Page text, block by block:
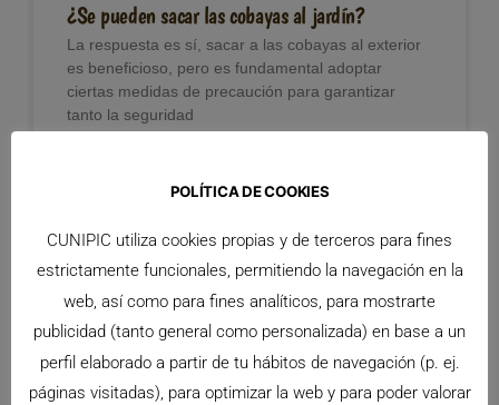
¿Se pueden sacar las cobayas al jardín?
La respuesta es sí, sacar a las cobayas al exterior
es beneficioso, pero es fundamental adoptar
ciertas medidas de precaución para garantizar
tanto la seguridad
POLÍTICA DE COOKIES
CUNIPIC utiliza cookies propias y de terceros para fines
estrictamente funcionales, permitiendo la navegación en la
web, así como para fines analíticos, para mostrarte
publicidad (tanto general como personalizada) en base a un
perfil elaborado a partir de tu hábitos de navegación (p. ej.
páginas visitadas), para optimizar la web y para poder valorar